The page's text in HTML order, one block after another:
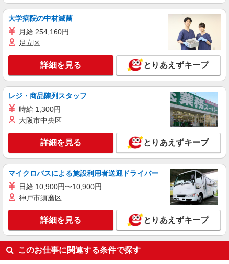
派遣社員
（株）ウィルオブ・ワークCW 宇都宮支店/ms090101
時給1500円 ◆前払い・日払い・週払いOK
栃木県日光市
詳細を見る
派遣社員
株式会社kotrio /●UT-H-1733238
＜日光市＞障がい者デイサービスSTAFF＊40
代・50代も活躍中
時給1500円〜2125円 ＜日払い有/週払い有/交
通費全支給(ガソリン代含む)＞
日光市内
キープ 詳細を見る
（株）ウィルオブ・ワークCW 宇都宮支店/ms090101
高齢者向け住宅staff
時給1500円 ◆前払い・日払い・週払いOK
大学病院の中材滅菌
月給 254,160円
足立区
詳細を見る とりあえずキープ
レジ・商品陳列スタッフ
時給 1,300円
大阪市中央区
詳細を見る とりあえずキープ
マイクロバスによる施設利用者送迎ドライバー
日給 10,900円〜10,900円
神戸市須磨区
詳細を見る とりあえずキープ
このお仕事に関連する条件で探す